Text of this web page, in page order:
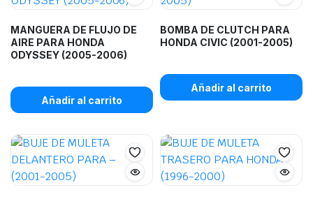
MANGUERA DE FLUJO DE
AIRE PARA HONDA
ODYSSEY (2005-2006)
Añadir al carrito
BOMBA DE CLUTCH PARA
HONDA CIVIC (2001-2005)
Añadir al carrito